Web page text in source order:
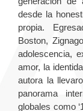
desde la
propia.
Boston,
adolescencia,
amor, la
autora la
panorama
globales como